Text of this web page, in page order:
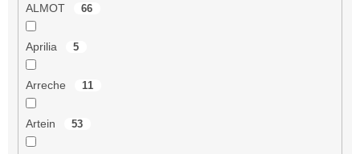
ALMOT 66
Aprilia 5
Arreche 11
Artein 53